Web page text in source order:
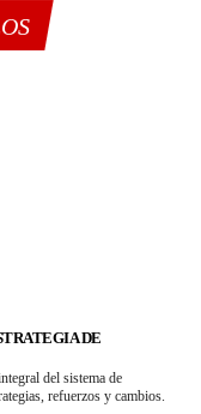
DE
del sistema de
refuerzos y cambios.